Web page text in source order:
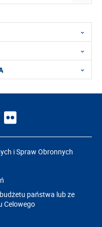
i Spraw Obronnych
państwa lub ze
Celowego